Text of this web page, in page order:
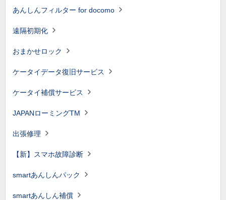
あんしんフィルター for docomo
遠隔初期化
おまかせロック
ケータイデータ復旧サービス
ケータイ補償サービス
JAPANローミングTM
出張修理
【新】スマホ故障診断
smartあんしんパック
smartあんしん補償